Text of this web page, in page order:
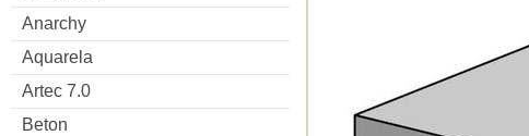
Anarchy
Aquarela
Artec 7.0
Beton